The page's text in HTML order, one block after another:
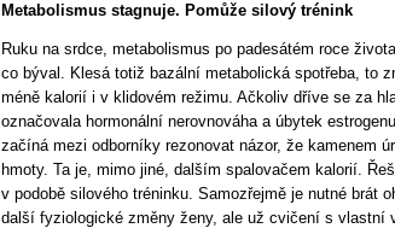
Metabolismus stagnuje. Pomůže silový trénink
Ruku na srdce, metabolismus po padesátém roce
co býval. Klesá totiž bazální metabolická spotřeba, to
méně kalorií i v klidovém režimu. Ačkoliv dříve se za
označovala hormonální nerovnováha a úbytek
začíná mezi odborníky rezonovat názor, že kamenem
hmoty. Ta je, mimo jiné, dalším spalovačem kalorií.
v podobě silového tréninku. Samozřejmě je nutné brát
další fyziologické změny ženy, ale už cvičení s vlastní